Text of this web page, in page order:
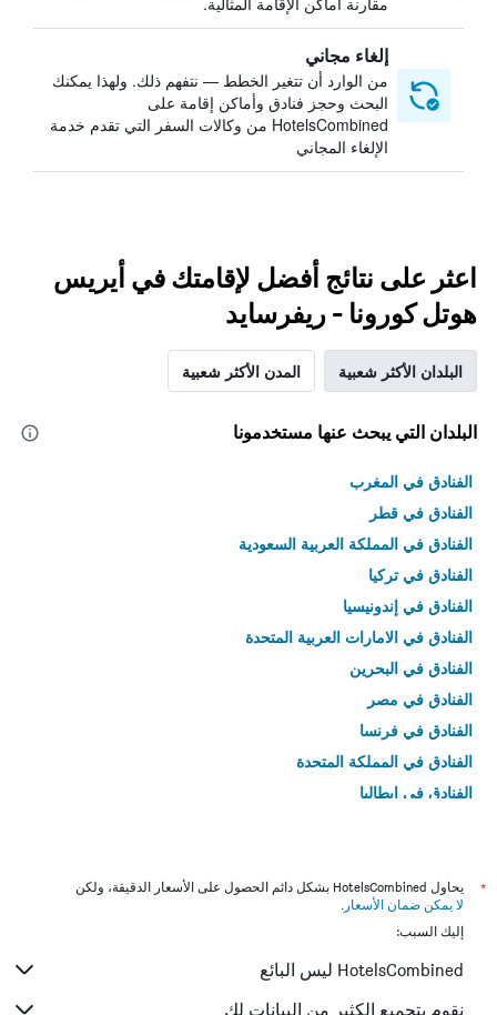
إلغاء مجاني
من الوارد أن تتغير الخطط — نتفهم ذلك. ولهذا يمكنك
البحث وحجز فنادق وأماكن إقامة على
HotelsCombined من وكالات السفر التي تقدم خدمة
الإلغاء المجاني
اعثر على نتائج أفضل لإقامتك في أيريس
هوتل كورونا - ريفرسايد
البلدان الأكثر شعبية المدن الأكثر شعبية
البلدان التي يبحث عنها مستخدمونا
الفنادق في المغرب
الفنادق في قطر
الفنادق في المملكة العربية السعودية
الفنادق في تركيا
الفنادق في إندونيسيا
الفنادق في الامارات العربية المتحدة
الفنادق في البحرين
الفنادق في مصر
الفنادق في فرنسا
الفنادق في المملكة المتحدة
الفنادق في إيطاليا
*
يحاول HotelsCombined بشكل دائم الحصول على الأسعار الدقيقة، ولكن
لا يمكن ضمان الأسعار .
إليك السبب:
HotelsCombined ليس البائع
نقوم بتجميع الكثير من البيانات لك